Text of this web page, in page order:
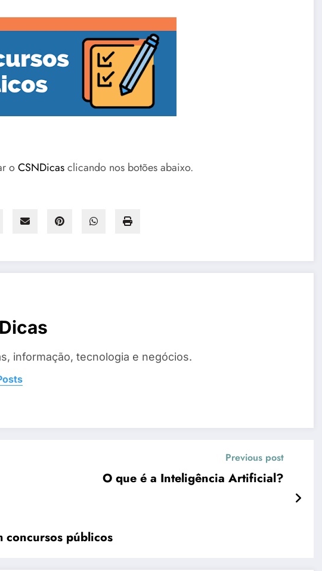
oCSNDicasclicando nos botões abaixo.
informação, tecnologia e negócios.
Previous post
O que é a Inteligência Artificial?
concursos públicos